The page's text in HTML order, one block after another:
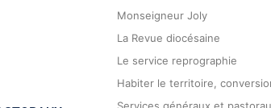
Monseigneur Joly
La Revue diocésaine
Le service reprographie
Habiter le territoire,